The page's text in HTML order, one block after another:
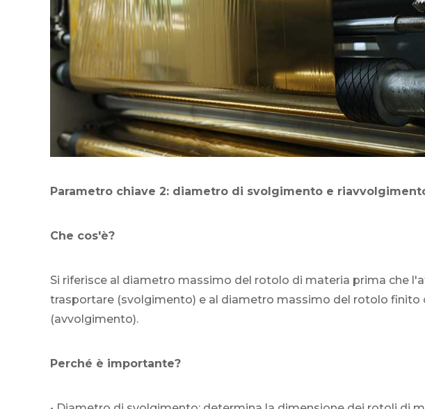
Parametro chiave 2: diametro di svolgimento e
Che cos'è?
Si riferisce al diametro massimo del rotolo di materia prima che
trasportare (svolgimento) e al diametro massimo del rotolo finito
(avvolgimento).
Perché è importante?